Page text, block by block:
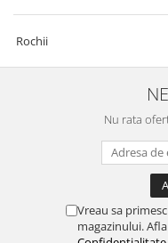
Rochii
Nu rata
Vreau sa
magazinului.